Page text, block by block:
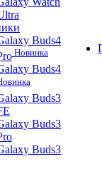
Buds4
Новинка
Buds4
Buds3
Buds3
Buds3